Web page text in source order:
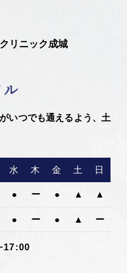
リニック成城
ル
いつでも通えるよう、土
水 木 金 土 日
● ー ● ▲ ▲
● ー ● ▲ ー